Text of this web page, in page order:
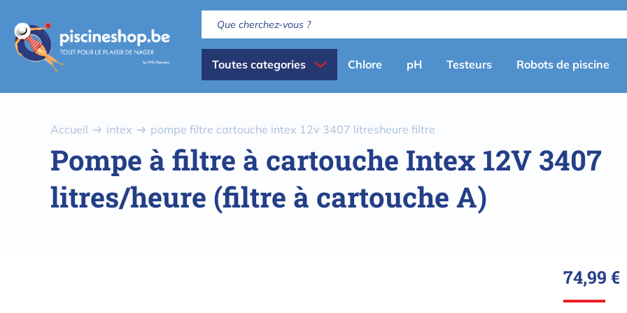
au
contenu
principal
Dispaly
all
Toutes categories
Primary
menu
Chlore pH Testeurs Robots de piscine
Fil
Accueil intex pompe filtre cartouche intex 12v 3407 litresheure filtre
Pompe à filtre à cartouche Intex 12V 3407
litres/heure (filtre à cartouche A)
74,99 €